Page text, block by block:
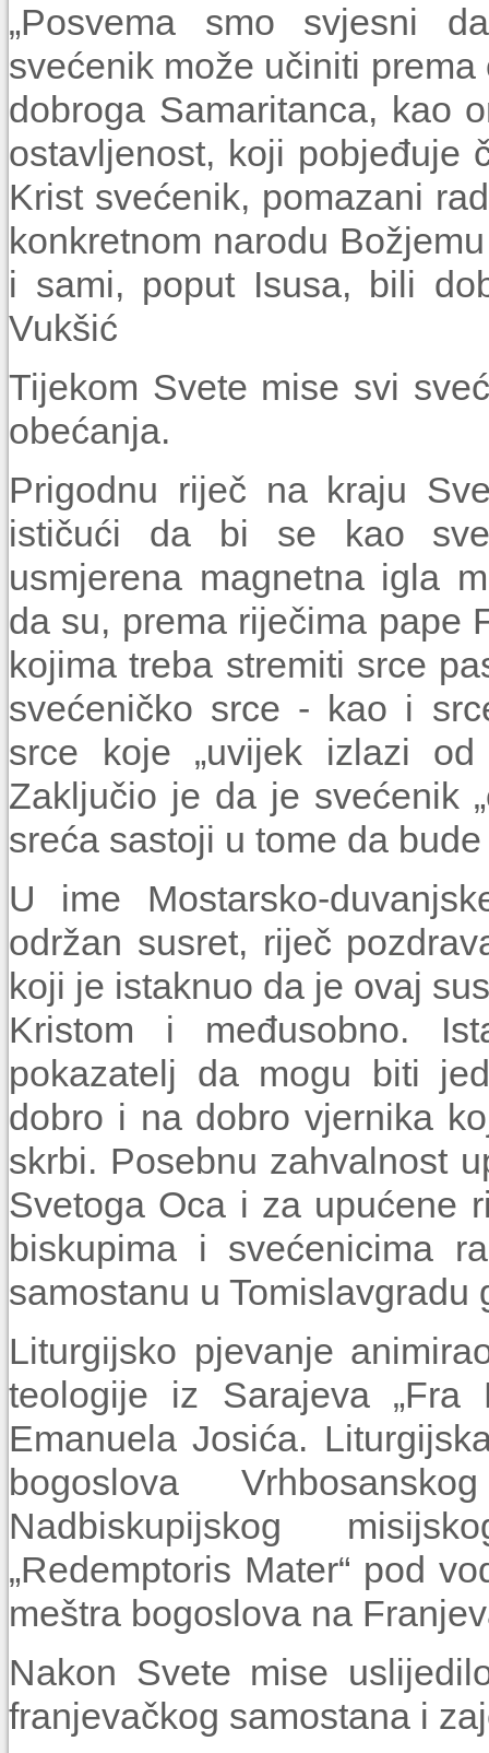
„Posvema smo svjesni
svećenik može učiniti
dobroga Samaritanca, kao
ostavljenost, koji pobjeđuje
Krist svećenik, pomazani
konkretnom narodu
i sami, poput Isusa, bili
Vukšić
Tijekom Svete mise svi
obećanja.
Prigodnu riječ na kraju
ističući da bi se kao
usmjerena magnetna igla
da su, prema riječima pape
kojima treba stremiti srce
svećeničko srce - kao i
srce koje „uvijek izlazi
Zaključio je da je svećenik
sreća sastoji u tome da
U ime Mostarsko-
održan susret, riječ
koji je istaknuo da je ovaj
Kristom i međusobno.
pokazatelj da mogu biti
dobro i na dobro vjernika
skrbi. Posebnu zahvalnost
Svetoga Oca i za upućene
biskupima i svećenicima
samostanu u Tomislavgradu
Liturgijsko pjevanje
teologije iz Sarajeva „Fra
Emanuela Josića.
bogoslova
Nadbiskupijskog
„Redemptoris Mater“ pod
meštra bogoslova na
Nakon Svete mise
franjevačkog samostana i